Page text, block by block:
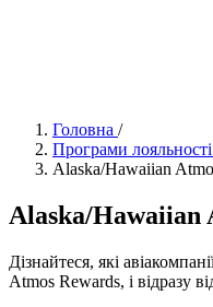
Головна /
Програми лояльності
Alaska/Hawaiian
Alaska/Hawaiian
Дізнайтеся, які
Atmos Rewards, і відразу